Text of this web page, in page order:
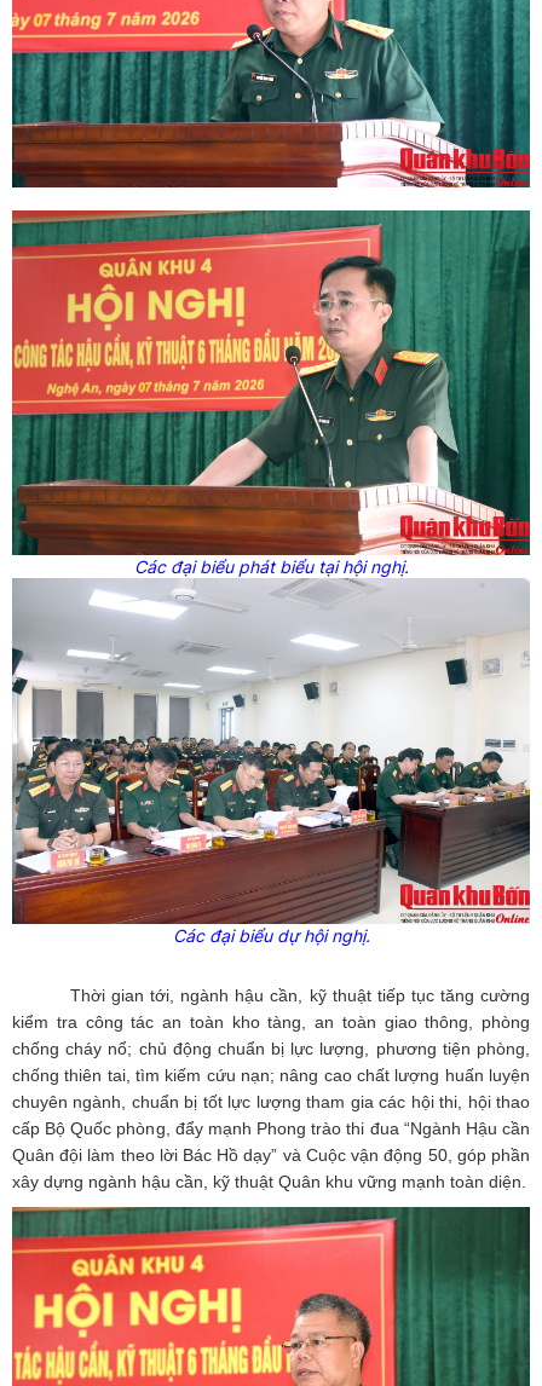
Các đại biểu phát biểu tại hội nghị.
Các đại biểu dự hội nghị.
Thời gian tới, ngành hậu cần, kỹ thuật tiếp tục tăng cường
kiểm tra công tác an toàn kho tàng, an toàn giao thông, phòng
chống cháy nổ; chủ động chuẩn bị lực lượng, phương tiện phòng,
chống thiên tai, tìm kiếm cứu nạn; nâng cao chất lượng huấn luyện
chuyên ngành, chuẩn bị tốt lực lượng tham gia các hội thi, hội thao
cấp Bộ Quốc phòng, đẩy mạnh Phong trào thi đua “Ngành Hậu cần
Quân đội làm theo lời Bác Hồ dạy” và Cuộc vận động 50, góp phần
xây dựng ngành hậu cần, kỹ thuật Quân khu vững mạnh toàn diện.